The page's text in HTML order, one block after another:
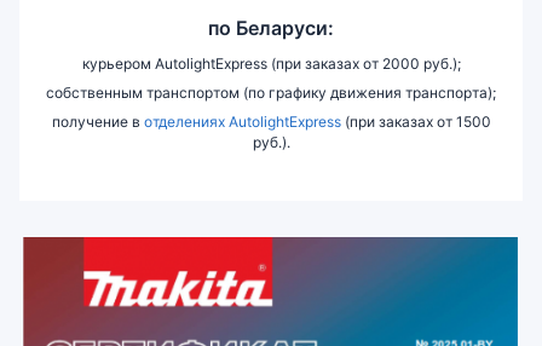
по Беларуси:
курьером AutolightExpress (при заказах от 2000 руб.);
собственным транспортом (по графику движения транспорта);
получение в отделениях AutolightExpress(при заказах от 1500
руб.).